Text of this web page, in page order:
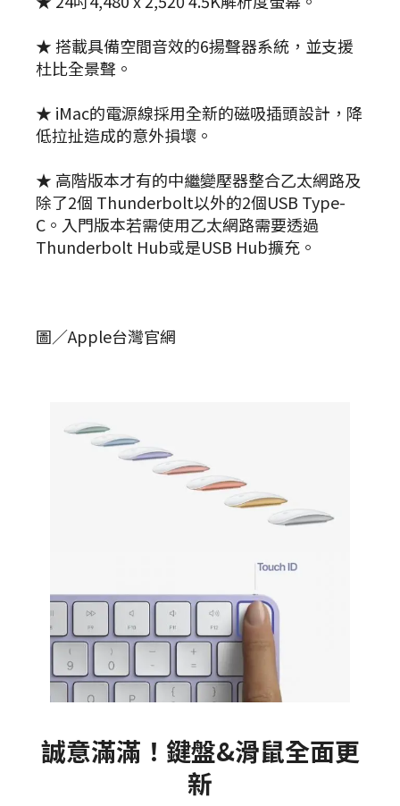
★ 搭載具備空間音效的6揚聲器系統，並支援
杜比全景聲。
★ iMac的電源線採用全新的磁吸插頭設計，降
低拉扯造成的意外損壞。
★ 高階版本才有的中繼變壓器整合乙太網路及
除了2個 Thunderbolt以外的2個USB Type-
C。入門版本若需使用乙太網路需要透過
Thunderbolt Hub或是USB Hub擴充。
圖／Apple台灣官網
誠意滿滿！鍵盤&滑鼠全面更
新